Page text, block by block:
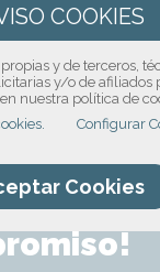
formulario:
y de terceros,
y/o de afiliados
nuestra política de
Configurar
Cookies